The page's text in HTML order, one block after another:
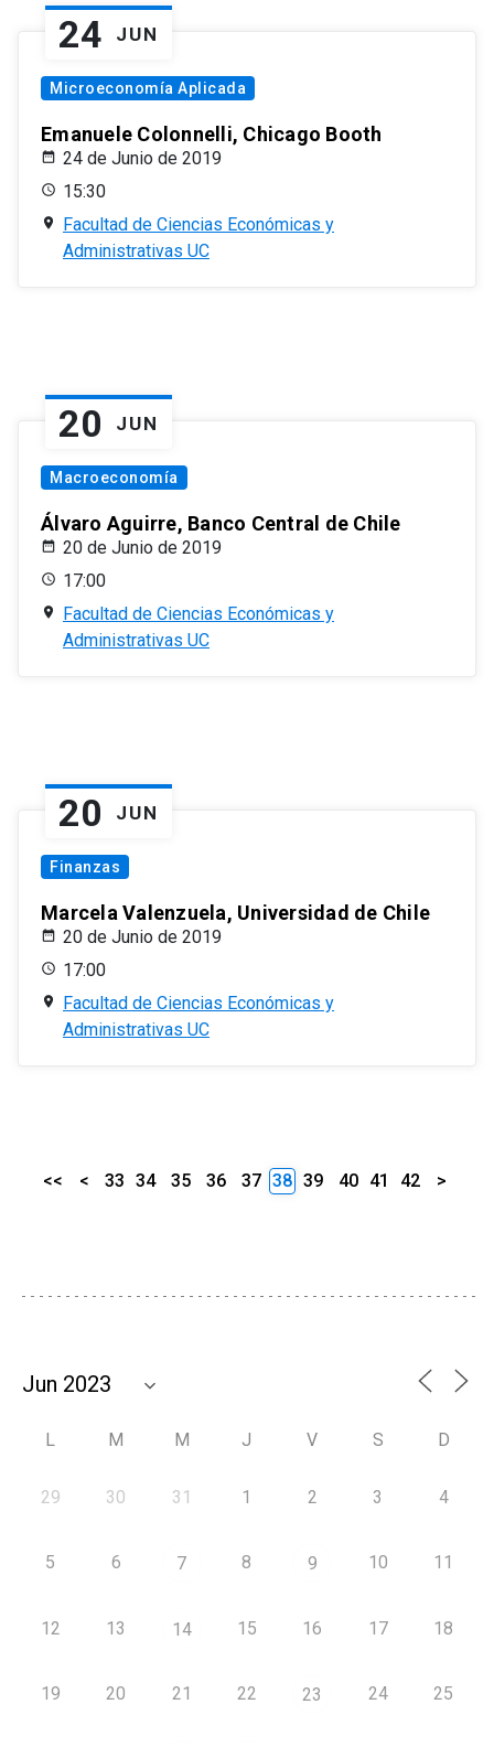
24 JUN
Microeconomía Aplicada
Emanuele Colonnelli, Chicago Booth
24 de Junio de 2019
15:30
Facultad de Ciencias Económicas y
Administrativas UC
20 JUN
Macroeconomía
Álvaro Aguirre, Banco Central de Chile
20 de Junio de 2019
17:00
Facultad de Ciencias Económicas y
Administrativas UC
20 JUN
Finanzas
Marcela Valenzuela, Universidad de Chile
20 de Junio de 2019
17:00
Facultad de Ciencias Económicas y
Administrativas UC
<< < 33 34 35 36 37 38 39 40 41 42 >
L M M J V S D
29 30 31 1 2 3 4
5 6 7 8 9 10 11
12 13 14 15 16 17 18
19 20 21 22 23 24 25